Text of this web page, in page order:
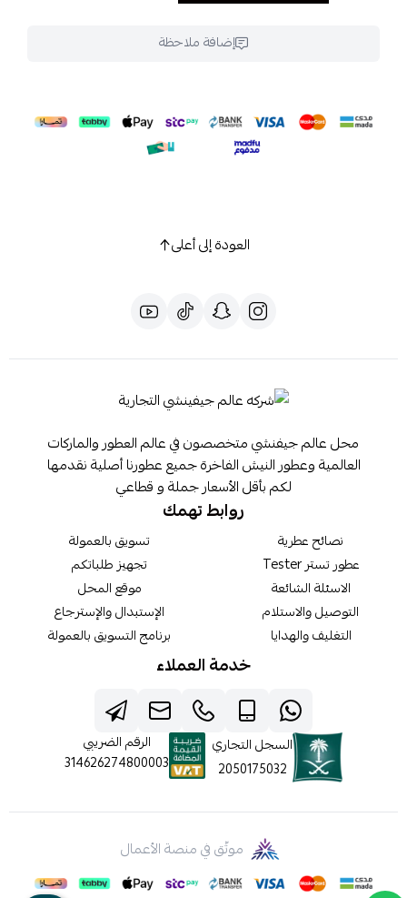
إضافة ملاحظة
العودة إلى أعلى
محل عالم جيفنشي متخصصون في عالم العطور والماركات
العالمية وعطور النيش الفاخرة جميع عطورنا أصلية نقدمها
لكم بأقل الأسعار جملة و قطاعي
روابط تهمك
نصائح عطرية
عطور تستر Tester
الاسئلة الشائعة
التوصيل والاستلام
التغليف والهدايا
تسويق بالعمولة
تجهيز طلباتكم
موقع المحل
الإستبدال والإسترجاع
برنامج التسويق بالعمولة
خدمة العملاء
السجل التجاري
2050175032
الرقم الضريبي
314626274800003
موثّق في منصة الأعمال